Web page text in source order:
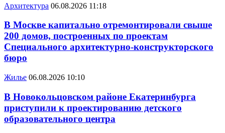
Архитектура 06.08.2026 11:18
В Москве капитально отремонтировали свыше
200 домов, построенных по проектам
Специального архитектурно-конструкторского
бюро
Жилье 06.08.2026 10:10
В Новокольцовском районе Екатеринбурга
приступили к проектированию детского
образовательного центра